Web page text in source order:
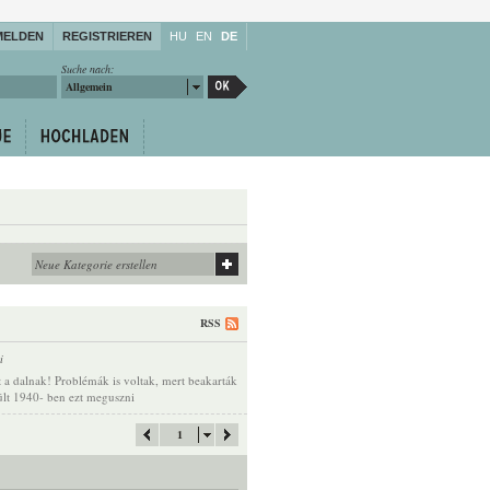
REGISTRIEREN HU EN DE
Suche nach:
Allgemein
RSS
dalnak! Problémák is voltak, mert beakarták
1940- ben ezt meguszni
1